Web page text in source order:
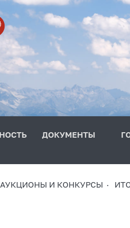
ДОКУМЕНТЫ
АУКЦИОНЫ И КОНКУРСЫ